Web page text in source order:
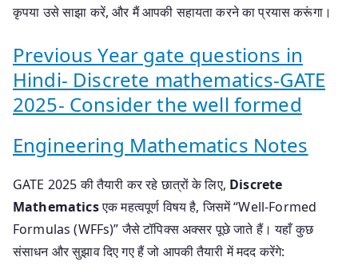
कृपया उसे साझा करें, और मैं आपकी सहायता करने का प्रयास करूंगा।
Previous Year gate questions in
Hindi- Discrete mathematics-GATE
2025- Consider the well formed
Engineering Mathematics Notes
GATE 2025 की तैयारी कर रहे छात्रों के लिए, Discrete
Mathematicsएक महत्वपूर्ण विषय है, जिसमें “Well-Formed
Formulas (WFFs)” जैसे टॉपिक्स अक्सर पूछे जाते हैं। यहाँ कुछ
संसाधन और सुझाव दिए गए हैं जो आपकी तैयारी में मदद करेंगे: